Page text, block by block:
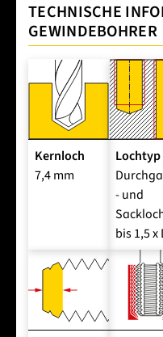
TECHNISCHE
GEWINDEBOHRER
Kernloch
7,4 mm
Lochtyp
- und
bis 1,5 x